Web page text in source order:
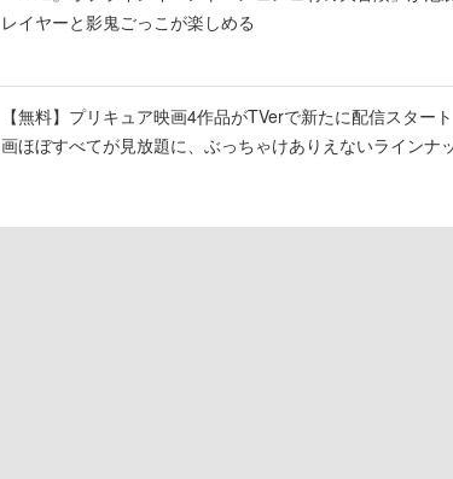
レイヤーと影鬼ごっこが楽しめる
【無料】プリキュア映画4作品がTVerで新たに配信スター
画ほぼすべてが見放題に、ぶっちゃけありえないラインナ